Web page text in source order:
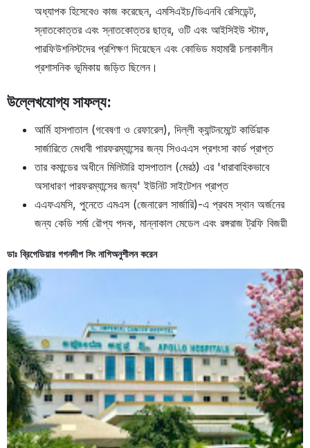
অধ্যাপক হিসেবেও কাজ করেছেন, এমসিএইচ/ডিএনবি রেসিডেন্ট,
স্নাতকোত্তর এবং স্নাতকোত্তর ছাত্র, ওটি এবং আইসিইউ স্টাফ,
পারফিউশনিস্টদের প্রশিক্ষণ দিয়েছেন এবং কোভিড মহামারী চলাকালীন
প্রশাসনিক ভূমিকায় জড়িত ছিলেন।
উল্লেখযোগ্য সাফল্য:
আর্মি হাসপাতাল (গবেষণা ও রেফারেল), দিল্লী ক্যান্টনমেন্টে কার্ডিয়াক
সার্জারিতে মেধাবী পারফরম্যান্সের জন্য সিওএএস প্রশংসা কার্ড প্রাপ্ত
তার কমান্ডের অধীনে মিলিটারি হাসপাতাল (মেরঠ) এর 'ধারাবাহিকভাবে
অসাধারণ পারফরম্যান্সের জন্য' ইউনিট সাইটেশন প্রাপ্ত
এএফএমসি, পুনেতে এমএস (জেনারেল সার্জারি)-এ প্রথম স্থান অর্জনের
জন্য কেডি শর্মা রৌপ্য পদক, মান্নাকাল মেডেল এবং রঙ্গরাজ ট্রফি বিজয়ী
ডাঃ ব্রিগেডিয়ার গগনদীপ সিং নাগিঅনুশীলন করেন